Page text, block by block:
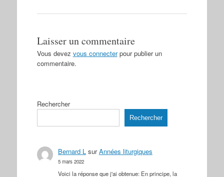
Laisser un commentaire
Vous devez vous connecterpour publier un
commentaire.
Rechercher
Rechercher
Bernard L surAnnées liturgiques
5 mars 2022
Voici la réponse que j'ai obtenue: En principe, la